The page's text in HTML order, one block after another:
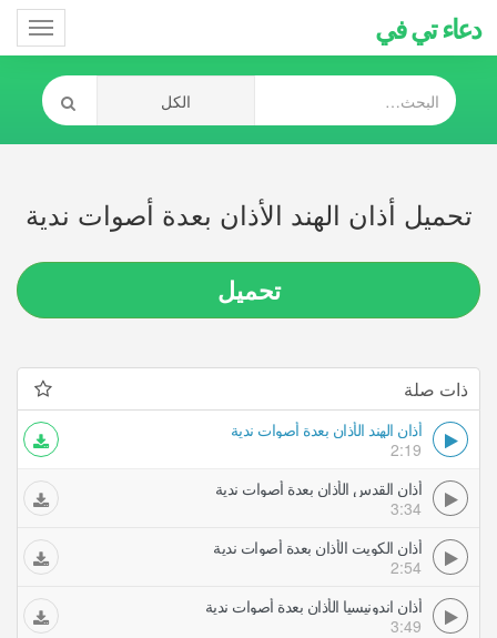
دعاء تي في
تحميل أذان الهند الأذان بعدة أصوات ندية
تحميل
ذات صلة
أذان الهند الأذان بعدة أصوات ندية
2:19
أذان القدس الأذان بعدة أصوات ندية
3:34
أذان الكويت الأذان بعدة أصوات ندية
2:54
أذان اندونيسيا الأذان بعدة أصوات ندية
3:49